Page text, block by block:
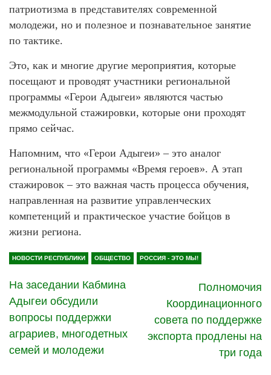
патриотизма в представителях современной
молодежи, но и полезное и познавательное занятие
по тактике.
Это, как и многие другие мероприятия, которые
посещают и проводят участники региональной
программы «Герои Адыгеи» являются частью
межмодульной стажировки, которые они проходят
прямо сейчас.
Напомним, что «Герои Адыгеи» – это аналог
региональной программы «Время героев». А этап
стажировок – это важная часть процесса обучения,
направленная на развитие управленческих
компетенций и практическое участие бойцов в
жизни региона.
НОВОСТИ РЕСПУБЛИКИ ОБЩЕСТВО РОССИЯ - ЭТО МЫ!
На заседании Кабмина
Адыгеи обсудили
вопросы поддержки
аграриев, многодетных
семей и молодежи
Полномочия
Координационного
совета по поддержке
экспорта продлены на
три года